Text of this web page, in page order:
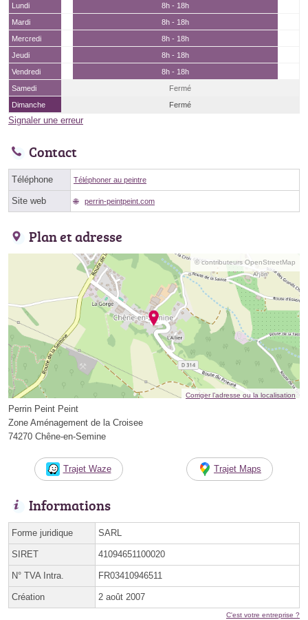
Lundi
8h - 18h
Mardi
8h - 18h
Mercredi
8h - 18h
Jeudi
8h - 18h
Vendredi
8h - 18h
Samedi
Fermé
Dimanche
Fermé
Signaler une erreur
Contact
Téléphone Téléphoner au peintre
Site web perrin-peintpeint.com
Plan et adresse
© contributeurs OpenStreetMap
Corriger l’adresse ou la localisation
Perrin Peint Peint
Zone Aménagement de la Croisee
74270 Chêne-en-Semine
Trajet Waze Trajet Maps
Informations
Forme juridique SARL
SIRET 41094651100020
N° TVA Intra. FR03410946511
Création 2 août 2007
C'est votre entreprise ?